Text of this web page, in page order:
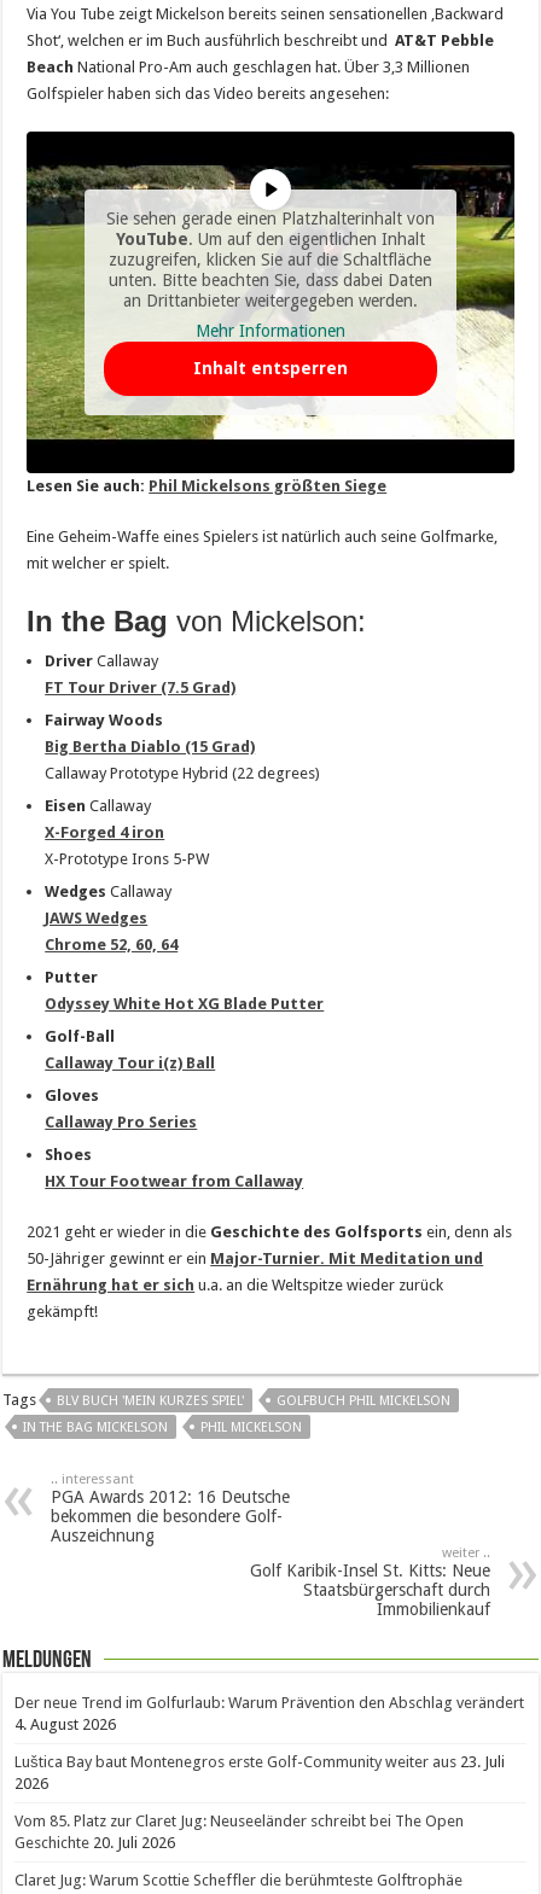
Via You Tube zeigt Mickelson bereits seinen sensationellen ‚Backward
Shot‘, welchen er im Buch ausführlich beschreibt undAT&T Pebble
Beach National Pro-Am auch geschlagen hat. Über 3,3 Millionen
Golfspieler haben sich das Video bereits angesehen:
Sie sehen gerade einen Platzhalterinhalt von
YouTube. Um auf den eigentlichen Inhalt
zuzugreifen, klicken Sie auf die Schaltfläche
unten. Bitte beachten Sie, dass dabei Daten
an Drittanbieter weitergegeben werden.
Mehr Informationen
Inhalt entsperren
Lesen Sie auch: Phil Mickelsons größten Siege
Eine Geheim-Waffe eines Spielers ist natürlich auch seine Golfmarke,
mit welcher er spielt.
In the Bag von Mickelson:
Driver Callaway
FT Tour Driver (7.5 Grad)
Fairway Woods
Big Bertha Diablo (15 Grad)
Callaway Prototype Hybrid (22 degrees)
Eisen Callaway
X-Forged 4 iron
X-Prototype Irons 5-PW
Wedges Callaway
JAWS Wedges
Chrome 52, 60, 64
Putter
Odyssey White Hot XG Blade Putter
Golf-Ball
Callaway Tour i(z) Ball
Gloves
Callaway Pro Series
Shoes
HX Tour Footwear from Callaway
2021 geht er wieder in die Geschichte des Golfsports ein, denn als
50-Jähriger gewinnt er ein Major-Turnier. Mit Meditation und
Ernährung hat er sich u.a. an die Weltspitze wieder zurück
gekämpft!
Tags BLV BUCH 'MEIN KURZES SPIEL'
GOLFBUCH PHIL MICKELSON
IN THE BAG MICKELSON
PHIL MICKELSON
.. interessant
PGA Awards 2012: 16 Deutsche
bekommen die besondere Golf-
Auszeichnung
weiter ..
Golf Karibik-Insel St. Kitts: Neue
Staatsbürgerschaft durch
Immobilienkauf
Meldungen
Der neue Trend im Golfurlaub: Warum Prävention den Abschlag verändert
4. August 2026
Luštica Bay baut Montenegros erste Golf-Community weiter aus 23. Juli
2026
Vom 85. Platz zur Claret Jug: Neuseeländer schreibt bei The Open
Geschichte 20. Juli 2026
Claret Jug: Warum Scottie Scheffler die berühmteste Golftrophäe